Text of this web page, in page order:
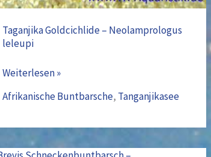
Taganjika Goldcichlide – Neolamprologus
leleupi
Weiterlesen »
Afrikanische Buntbarsche, Tanganjikasee